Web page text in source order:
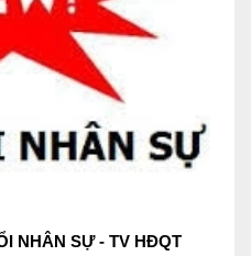
NHÂN SỰ - TV HĐQT